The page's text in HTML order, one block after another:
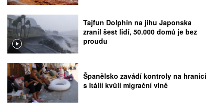
Tajfun Dolphin na jihu Japonska
zranil šest lidí, 50.000 domů je bez
proudu
Španělsko zavádí kontroly na hranici
s Itálií kvůli migrační vlně